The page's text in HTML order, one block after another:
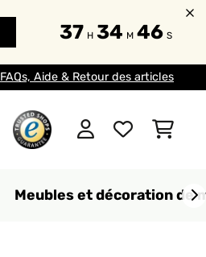
37 H 34 M 44 S
FAQs, Aide & Retour des articles
Meubles et décoration de